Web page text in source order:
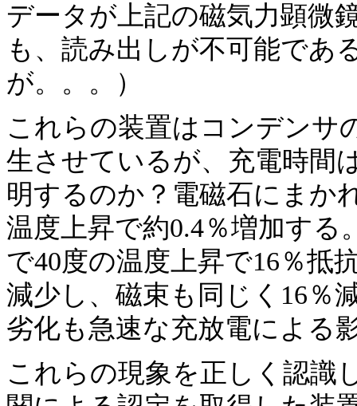
データが上記の磁気力顕微
も、読み出しが不可能であ
が。。。）
これらの装置はコンデンサ
生させているが、充電時間
明するのか？電磁石にまか
温度上昇で約0.4％増加す
で40度の温度上昇で16％抵
減少し、磁束も同じく16％
劣化も急速な充放電による
これらの現象を正しく認識